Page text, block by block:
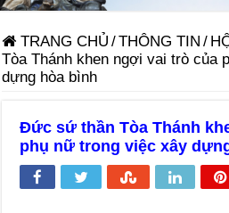
TRANG CHỦ /THÔNG TIN /
Tòa Thánh khen ngợi vai trò của
dựng hòa bình
Đức sứ thần Tòa Thánh
phụ nữ trong việc xây